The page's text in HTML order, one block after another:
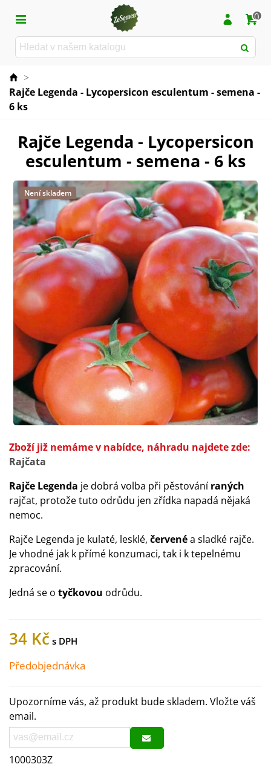
0
>
Rajče Legenda - Lycopersicon esculentum - semena -
6 ks
Rajče Legenda - Lycopersicon
esculentum - semena - 6 ks
Není skladem
Zboží již nemáme v nabídce, náhradu najdete zde:
Rajčata
Rajče Legenda je dobrá volba při pěstováníraných
rajčat, protože tuto odrůdu jen zřídka napadá nějaká
nemoc.
Rajče Legenda je kulaté, lesklé, červenéa sladké rajče.
Je vhodné jak k přímé konzumaci, tak i k tepelnému
zpracování.
Jedná se o tyčkovou odrůdu.
34 Kč
Předobjednávka
Upozorníme vás, až produkt bude skladem. Vložte váš
email.
1000303Z